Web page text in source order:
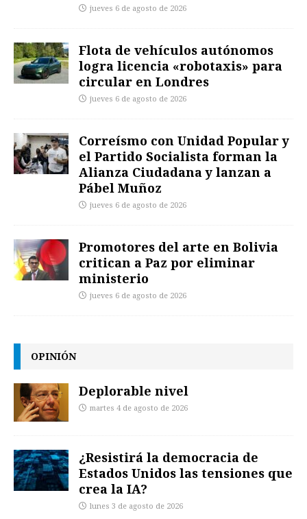
jueves 6 de agosto de 2026
Flota de vehículos autónomos
logra licencia «robotaxis» para
circular en Londres
jueves 6 de agosto de 2026
Correísmo con Unidad Popular y
el Partido Socialista forman la
Alianza Ciudadana y lanzan a
Pábel Muñoz
jueves 6 de agosto de 2026
Promotores del arte en Bolivia
critican a Paz por eliminar
ministerio
jueves 6 de agosto de 2026
OPINIÓN
Deplorable nivel
martes 4 de agosto de 2026
¿Resistirá la democracia de
Estados Unidos las tensiones que
crea la IA?
lunes 3 de agosto de 2026